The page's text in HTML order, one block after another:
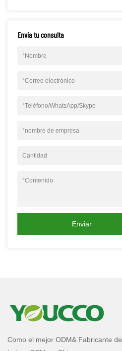
Envía tu consulta
*Nombre
*Correo electrónico
*Teléfono/WhatsApp/Skype
*nombre de empresa
Cantidad
*Contenido
Enviar
Como el mejor ODM& Fabricante de